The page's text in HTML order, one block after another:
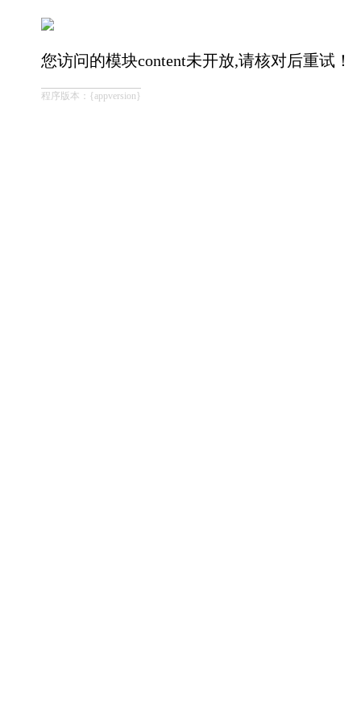
您访问的模块content未开放,请核对后重试！
程序版本：{appversion}